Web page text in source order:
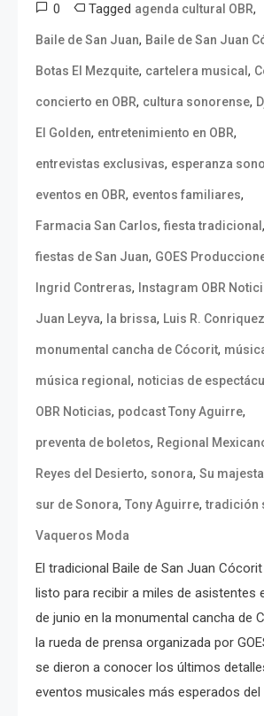
0 Tagged agenda cultural OBR,
Baile de San Juan, Baile de San Juan
Botas El Mezquite, cartelera musical ,
concierto en OBR, cultura sonorense,
El Golden, entretenimiento en OBR,
entrevistas exclusivas, esperanza
eventos en OBR, eventos familiares,
Farmacia San Carlos, fiesta tradicional ,
fiestas de San Juan, GOES
Ingrid Contreras, Instagram OBR
Juan Leyva, la brissa, Luis R. Conriquez
monumental cancha de Cócorit,
música regional , noticias de
OBR Noticias, podcast Tony Aguirre,
preventa de boletos, Regional
Reyes del Desierto, sonora, Su
sur de Sonora, Tony Aguirre,tradición
Vaqueros Moda
El tradicional Baile de San Juan
listo para recibir a miles de asistentes
de junio en la monumental cancha de
la rueda de prensa organizada por
se dieron a conocer los últimos
eventos musicales más esperados del